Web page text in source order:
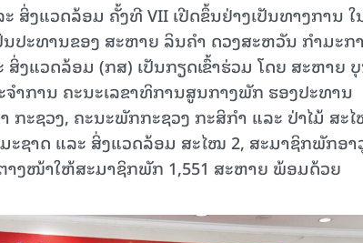
ງແວດລ້ອມ ຄັ້ງທີ VII ເປີດຂຶ້ນຢ່າງເປັນທາງການ ໃ
ປະທານຂອງ ສະຫາຍ ລິນຄໍາ ດວງສະຫວັນ ກໍາມະກ
ງແວດລ້ອມ (ກສ) ເປັນກຽດເຂົ້າຮ່ວມ ໂດຍ ສະຫາຍ
ຳການ ຄະນະເລຂາທິການສູນກາງພັກ ຮອງປະທານ
ະຊວງ, ຄະນະພັກກະຊວງ ກະສິກຳ ແລະ ປ່າໄມ້ ສະ
ຊາດ ແລະ ສິ່ງແວດລ້ອມ ສະໄໝ 2, ສະມາຊິກພັກອາ
ງໜ້າໃຫ້ສະມາຊິກພັກ 1,551 ສະຫາຍ ພ້ອມດ້ວຍ